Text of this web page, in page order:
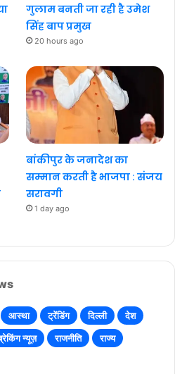
आस्था ट्रेंडिंग दिल्ली
देश
न्यूज़ राजनीति
राज्य
गुलाम बनती जा रही है उमेश
सिंह बाप प्रमुख
20 hours ago
बांकीपुर के जनादेश का
सम्मान करती है भाजपा : संजय
सरावगी
1 day ago